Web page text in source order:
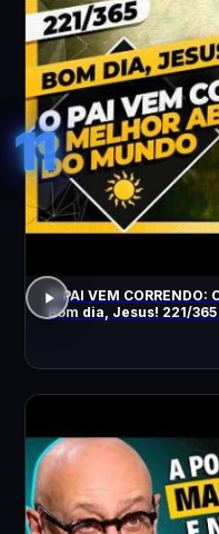
11
O PAI VEM CORRENDO:
Bom dia, Jesus! 221/